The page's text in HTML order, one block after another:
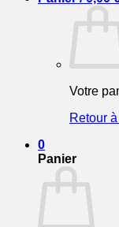
Votre
Retour
0
Panier